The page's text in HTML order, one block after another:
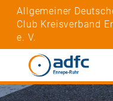
Allgemeiner
Club Kreisverband
e. V.